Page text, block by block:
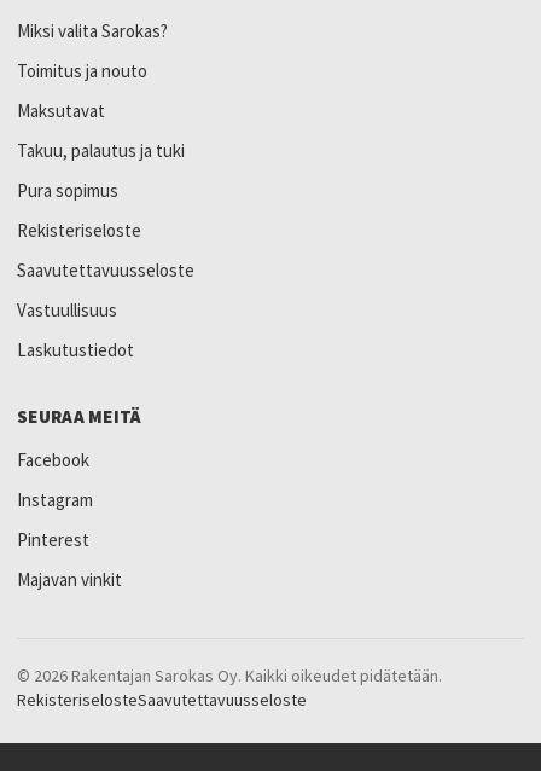
Miksi valita Sarokas?
Toimitus ja nouto
Maksutavat
Takuu, palautus ja tuki
Pura sopimus
Rekisteriseloste
Saavutettavuusseloste
Vastuullisuus
Laskutustiedot
SEURAA MEITÄ
Facebook
Instagram
Pinterest
Majavan vinkit
© 2026 Rakentajan Sarokas Oy. Kaikki oikeudet pidätetään.
RekisteriselosteSaavutettavuusseloste